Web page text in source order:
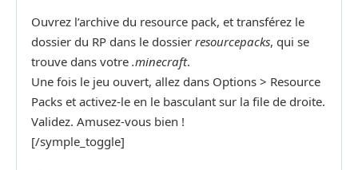
Ouvrez l’archive du resource pack, et transférez le
dossier du RP dans le dossier resourcepacks, qui se
trouve dans votre .minecraft.
Une fois le jeu ouvert, allez dans Options > Resource
Packs et activez-le en le basculant sur la file de droite.
Validez. Amusez-vous bien !
[/symple_toggle]